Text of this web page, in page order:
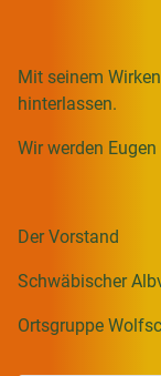
Mit seinem
hinterlassen.
Wir werden
Der Vorstand
Schwäbischer
Ortsgruppe